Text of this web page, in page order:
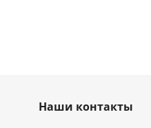
Наши контакты